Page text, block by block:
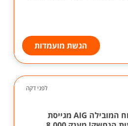
הגשת מועמדות
לפני דקה
חברת הביטוח המובילה AIG מגייסת